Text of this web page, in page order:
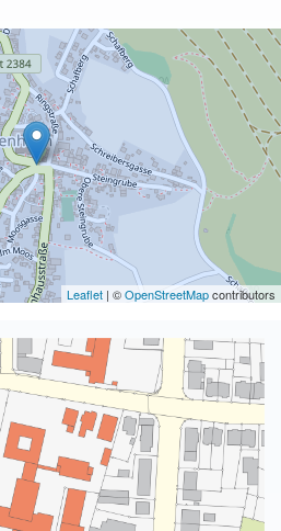
Leaflet | ©OpenStreetMapcontributors